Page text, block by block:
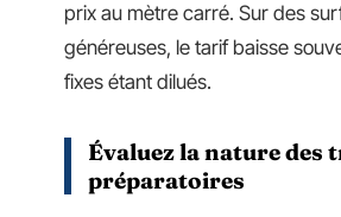
prix au mètre carré. Sur des
généreuses, le tarif baisse
fixes étant dilués.
Évaluez la nature des
préparatoires